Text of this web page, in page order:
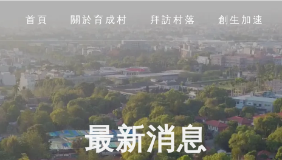
首頁 關於育成村 拜訪村落 創生加速
最新消息